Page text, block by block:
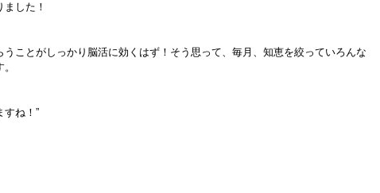
した！
うことがしっかり脳活に効くはず！そう思って、毎月、知恵を絞っていろんな
すね！”